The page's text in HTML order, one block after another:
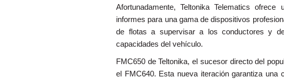
Afortunadamente, Teltonika Telematics
informes para una gama de dispositivos
de flotas a supervisar a los conductores y
capacidades del vehículo.
FMC650 de Teltonika, el sucesor directo del
el FMC640. Esta nueva iteración garantiza una